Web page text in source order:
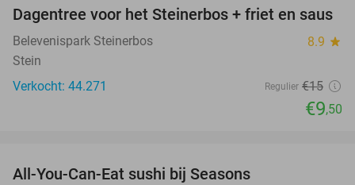
37%
Dagentree voor het Steinerbos + friet en saus
Belevenispark Steinerbos 8.9 star
Stein
Verkocht: 44.271
Regulier €15
€9,50
All-You-Can-Eat sushi bij Seasons